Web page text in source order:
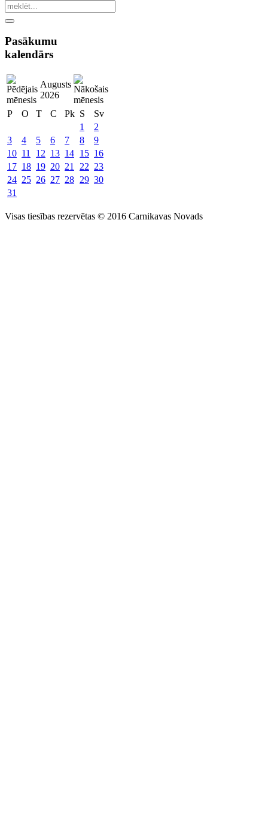
Pasākumu
kalendārs
Augusts
2026
P
O T C Pk S
Sv
1
2
3
4 5 6 7 8
9
10 11 12 13 14 15 16
17 18 19 20 21 22 23
24 25 26 27 28 29 30
31
Visas tiesības rezervētas © 2016 Carnikavas Novads